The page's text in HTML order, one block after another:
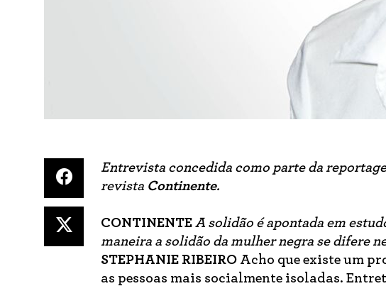
Entrevista concedida como parte da
revista Continente.
CONTINENTE A solidão é apontada em
maneira a solidão da mulher negra se difere
STEPHANIE RIBEIRO Acho que existe um
as pessoas mais socialmente isoladas.